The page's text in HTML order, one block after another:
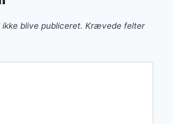
blive publiceret. Krævede felter